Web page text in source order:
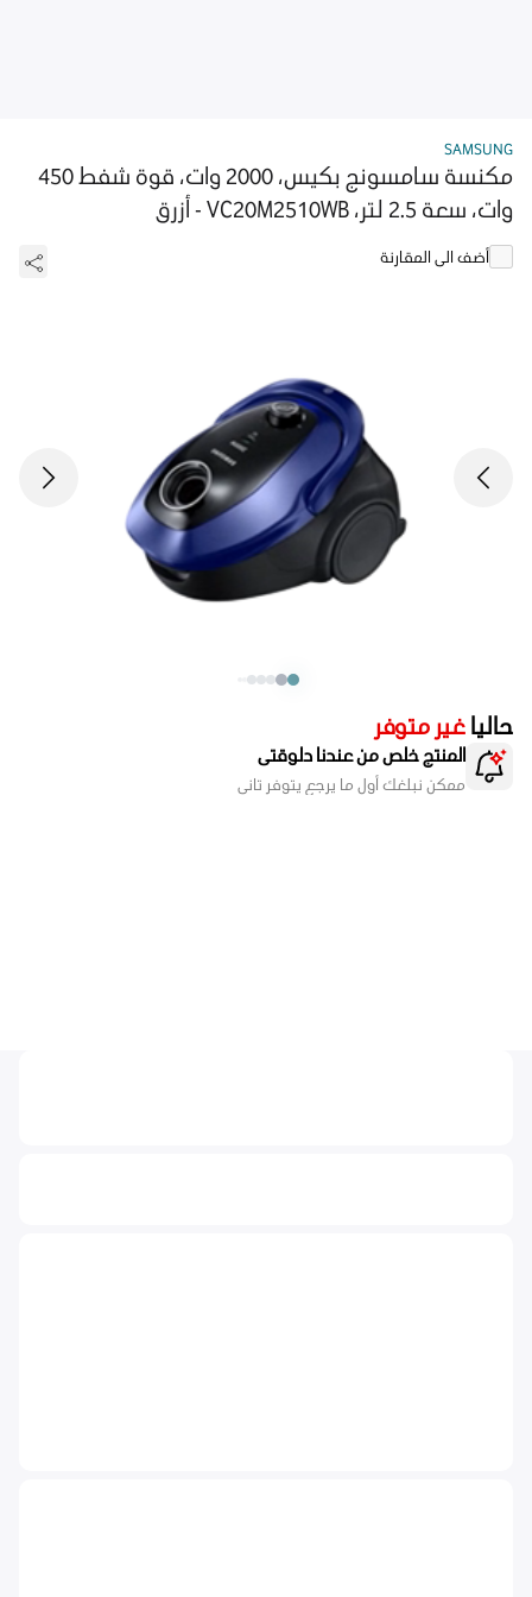
SAMSUNG
مكنسة سامسونج بكيس، 2000 وات، قوة شفط 450
وات، سعة 2.5 لتر، VC20M2510WB - أزرق
أضف الى المقارنة
حاليا غير متوفر
المنتج خلص من عندنا دلوقتى
ممكن نبلغك أول ما يرجع يتوفر تانى